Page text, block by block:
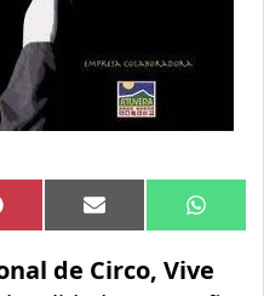
Compartir
en
Pinterest Compartir
en
Email
en
de Circo, Vive